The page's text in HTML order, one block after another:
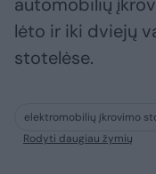
lėto ir iki dviejų
stotelėse.
elektromobilių įkrovimo
Rodyti daugiau žymių